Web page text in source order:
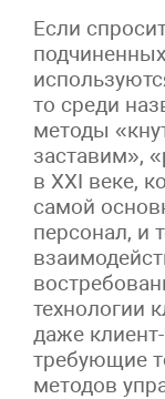
Если
то среди
методы
заставим»,
в XXI веке,
самой
персонал, и
технологии
даже
требующие
методов